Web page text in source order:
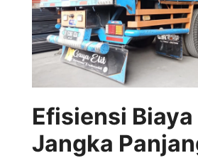
Efisiensi
Jangka